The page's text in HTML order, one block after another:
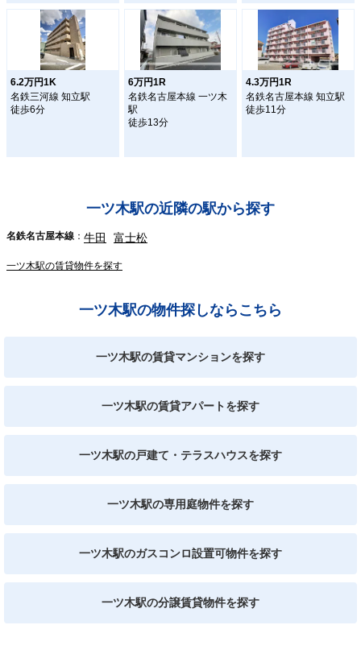
6.2万円1K
名鉄三河線 知立駅
徒歩6分
6万円1R
名鉄名古屋本線 一ツ木
駅
徒歩13分
4.3万円1R
名鉄名古屋本線 知立駅
徒歩11分
一ツ木駅の近隣の駅から探す
名鉄名古屋本線 牛田 富士松
一ツ木駅の賃貸物件を探す
一ツ木駅の物件探しならこちら
一ツ木駅の賃貸マンションを探す
一ツ木駅の賃貸アパートを探す
一ツ木駅の戸建て・テラスハウスを探す
一ツ木駅の専用庭物件を探す
一ツ木駅のガスコンロ設置可物件を探す
一ツ木駅の分譲賃貸物件を探す